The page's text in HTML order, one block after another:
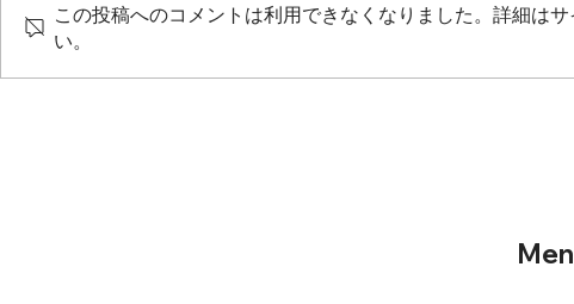
【litlinkデザイ
この投稿へのコメントは利用できなくなりました。詳細は
い。